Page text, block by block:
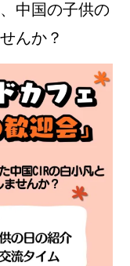
中国の子供の
んか？